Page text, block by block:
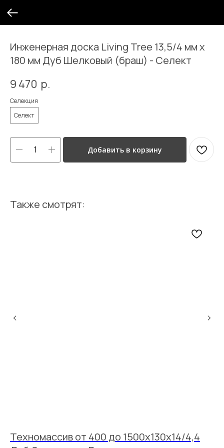
Инженерная доска Living Tree 13,5/4 мм х
180 мм Дуб Шелковый (браш) - Селект
9 470 р.
Селекция
Селект
Добавить в корзину
Также смотрят:
Техномассив от 400 до 1500х130х14/4,4